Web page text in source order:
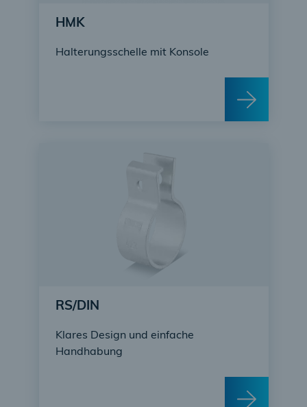
HMK
Halterungsschelle mit Konsole
RS/DIN
Klares Design und einfache
Handhabung